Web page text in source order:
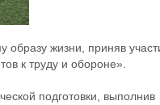
образу жизни, приняв
к труду и обороне».
подготовки, выполнив